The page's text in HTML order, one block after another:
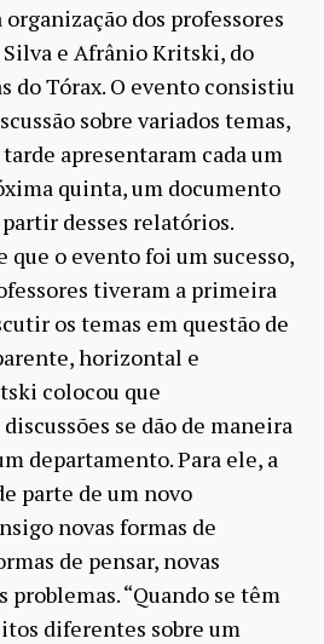
organização dos professores
Silva e Afrânio Kritski, do
do Tórax. O evento consistiu
sobre variados temas,
apresentaram cada um
quinta, um documento
desses relatórios.
o evento foi um sucesso,
tiveram a primeira
os temas em questão de
horizontal e
colocou que
se dão de maneira
departamento. Para ele, a
parte de um novo
novas formas de
de pensar, novas
problemas. “Quando se têm
diferentes sobre um